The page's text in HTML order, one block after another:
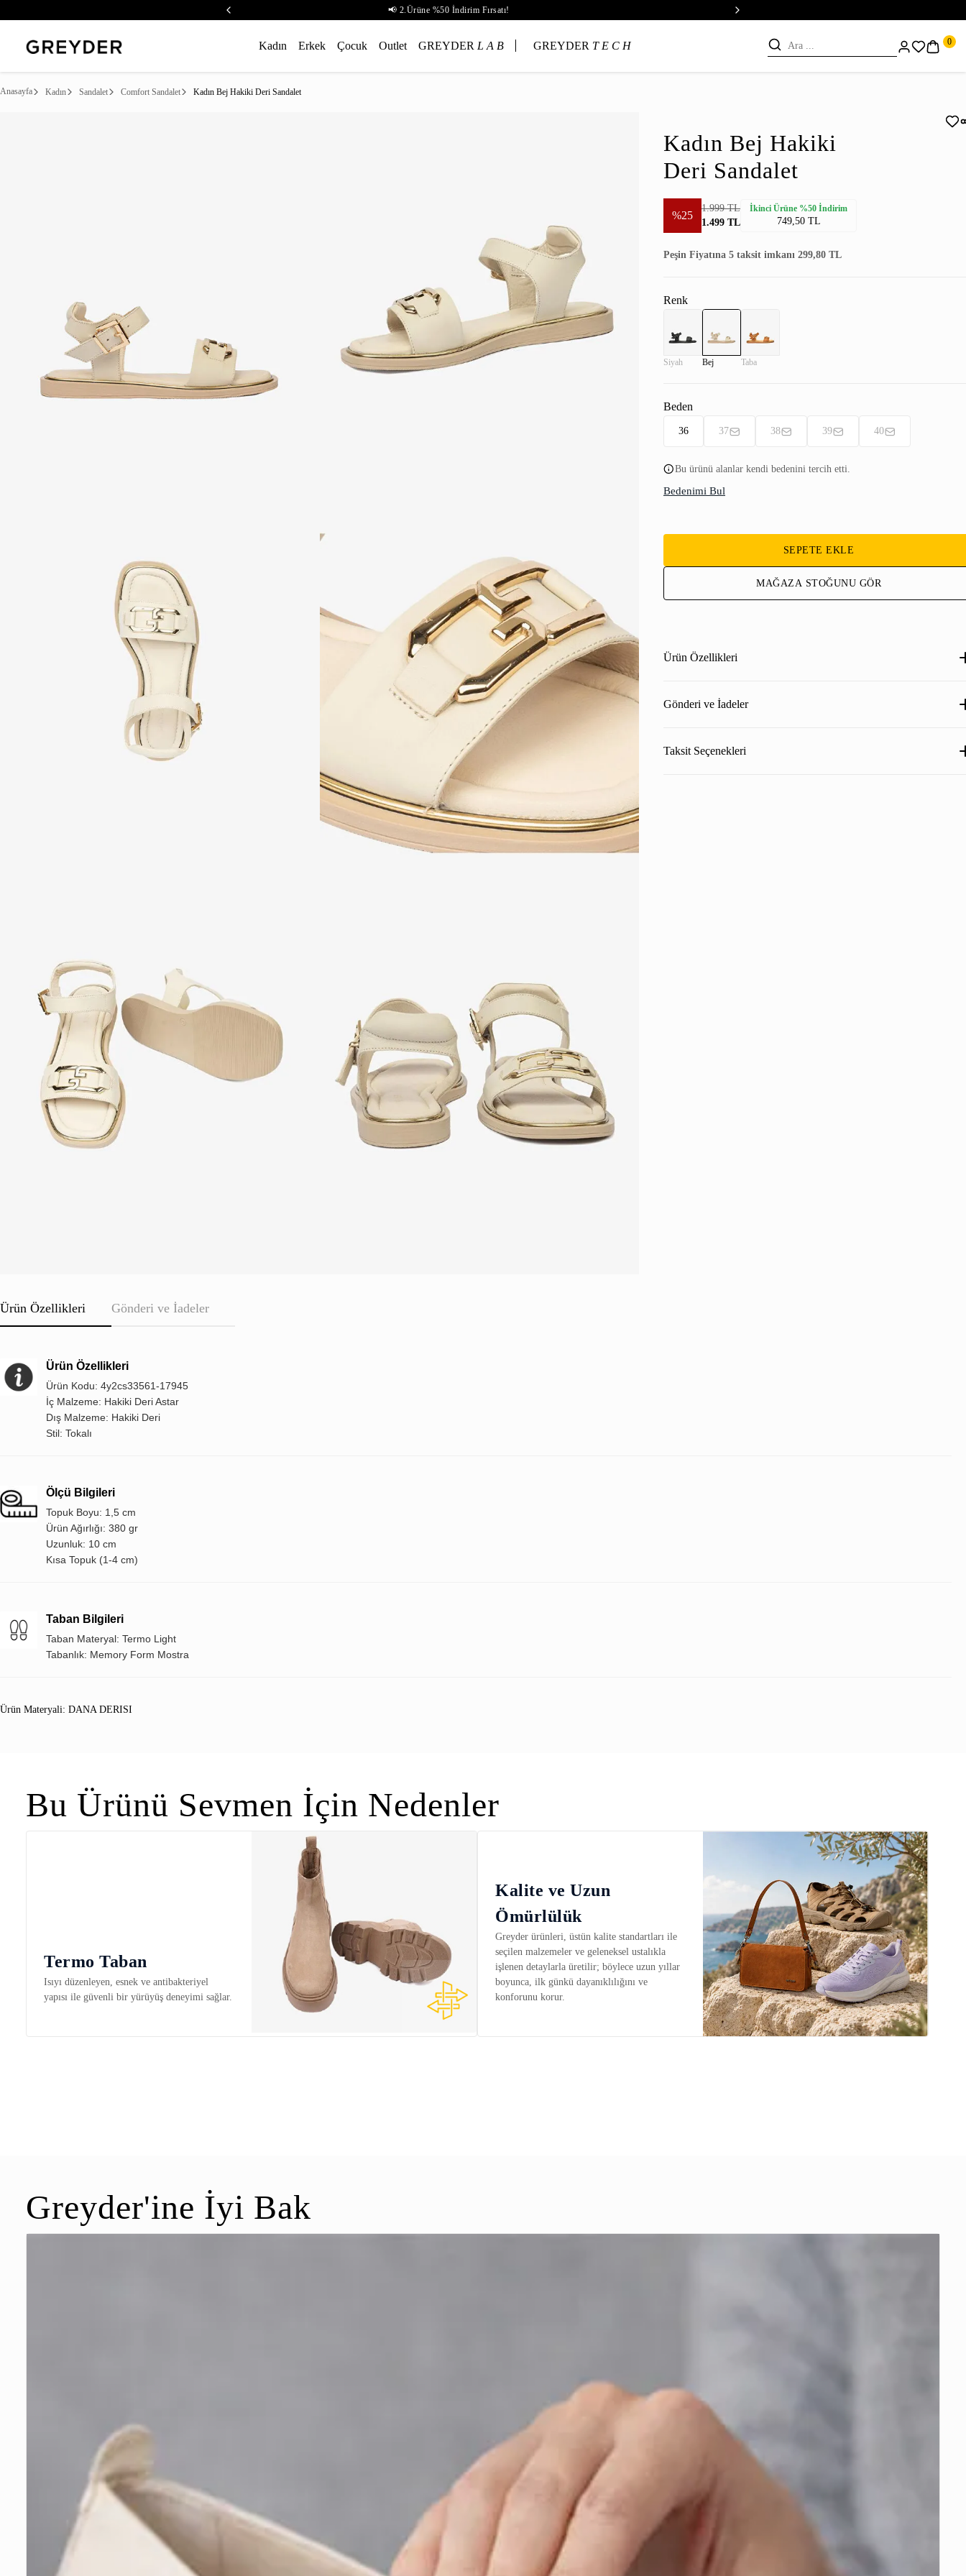
📢 2.Ürüne %50 İndirim Fırsatı!
Kadın Erkek Çocuk Outlet GREYDER L A B GREYDER T E C H 0
Anasayfa Kadın Sandalet Comfort Sandalet Kadın Bej Hakiki Deri Sandalet
Kadın Bej Hakiki
Deri Sandalet
%25
1.999 TL
1.499 TL
İkinci Ürüne %50 İndirim
749,50 TL
Peşin Fiyatına 5 taksit imkanı 299,80 TL
Renk
Siyah Bej Taba
Beden
36 37 38 39 40
Bu ürünü alanlar kendi bedenini tercih etti.
Bedenimi Bul
SEPETE EKLE
MAĞAZA STOĞUNU GÖR
Ürün Özellikleri
Gönderi ve İadeler
Taksit Seçenekleri
Ürün Özellikleri Gönderi ve İadeler
Ürün Özellikleri
Ürün Kodu: 4y2cs33561-17945
İç Malzeme: Hakiki Deri Astar
Dış Malzeme: Hakiki Deri
Stil: Tokalı
Ölçü Bilgileri
Topuk Boyu: 1,5 cm
Ürün Ağırlığı: 380 gr
Uzunluk: 10 cm
Kısa Topuk (1-4 cm)
Taban Bilgileri
Taban Materyal: Termo Light
Tabanlık: Memory Form Mostra
Ürün Materyali: DANA DERISI
Bu Ürünü Sevmen İçin Nedenler
Termo Taban
Isıyı düzenleyen, esnek ve antibakteriyel
yapısı ile güvenli bir yürüyüş deneyimi sağlar.
Kalite ve Uzun
Ömürlülük
Greyder ürünleri, üstün kalite standartları ile
seçilen malzemeler ve geleneksel ustalıkla
işlenen detaylarla üretilir; böylece uzun yıllar
boyunca, ilk günkü dayanıklılığını ve
konforunu korur.
Greyder'ine İyi Bak